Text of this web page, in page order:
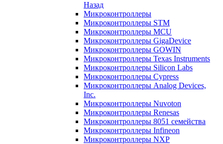
Назад
Микроконтроллеры
Микроконтроллеры STM
Микроконтроллеры MCU
Микроконтроллеры GigaDevice
Микроконтроллеры GOWIN
Микроконтроллеры Texas Instruments
Микроконтроллеры Silicon Labs
Микроконтроллеры Cypress
Микроконтроллеры Analog Devices,
Inc.
Микроконтроллеры Nuvoton
Микроконтроллеры Renesas
Микроконтроллеры 8051 семейства
Микроконтроллеры Infineon
Микроконтроллеры NXP